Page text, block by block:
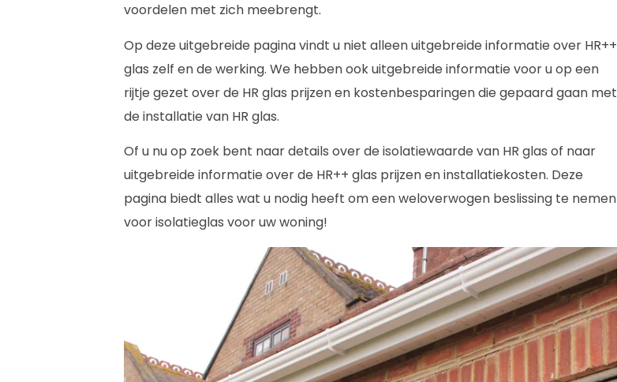
voordelen met zich meebrengt.
Op deze uitgebreide pagina vindt u niet alleen uitgebreide informatie over HR++
glas zelf en de werking. We hebben ook uitgebreide informatie voor u op een
rijtje gezet over de HR glas prijzen en kostenbesparingen die gepaard gaan met
de installatie van HR glas.
Of u nu op zoek bent naar details over de isolatiewaarde van HR glas of naar
uitgebreide informatie over de HR++ glas prijzen en installatiekosten. Deze
pagina biedt alles wat u nodig heeft om een weloverwogen beslissing te nemen
voor isolatieglas voor uw woning!